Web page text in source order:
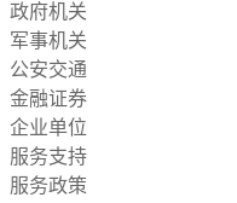
政府机关
军事机关
公安交通
金融证券
企业单位
服务支持
服务政策